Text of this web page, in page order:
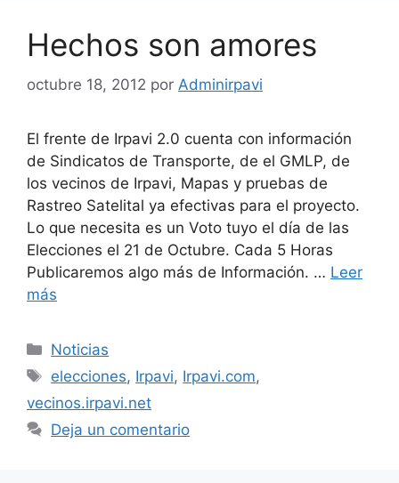
Hechos son amores
octubre 18, 2012 por Adminirpavi
El frente de Irpavi 2.0 cuenta con información
de Sindicatos de Transporte, de el GMLP, de
los vecinos de Irpavi, Mapas y pruebas de
Rastreo Satelital ya efectivas para el proyecto.
Lo que necesita es un Voto tuyo el día de las
Elecciones el 21 de Octubre. Cada 5 Horas
Publicaremos algo más de Información. … Leer
más
Categorías
Noticias
Etiquetas
elecciones, Irpavi, Irpavi.com,
vecinos.irpavi.net
Deja un comentario